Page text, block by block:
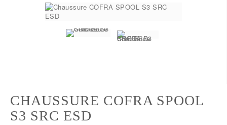
CHAUSSURE COFRA SPOOL
S3 SRC ESD